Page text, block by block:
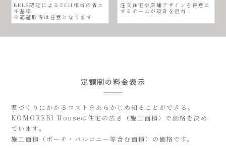
BELS認証によるZEH相当の省エ
ネ基準
※認証取得は任意となります
注文住宅や店舗デザインを得意と
するチームが設計を担当！
定額制の料金表示
家づくりにかかるコストをあらかじめ知ることができる。
KOMOREBI Houseは住宅の広さ（施工面積）で価格を決め
ています。
施工面積（ポーチ・バルコニー等含む面積）の価格です。